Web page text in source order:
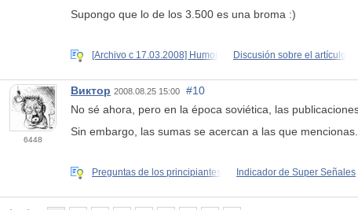
Supongo que lo de los 3.500 es una broma :)
[Archivo c 17.03.2008] Humor Discusión sobre el artículo
6448
Виктор 2008.08.25 15:00
#10
No sé ahora, pero en la época soviética, las
Sin embargo, las sumas se acercan a las que mencionas.
Preguntas de los principiantes Indicador de Super Señales